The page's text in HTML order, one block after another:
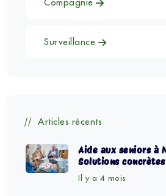
Surveillance
Articles récents
Aide aux seniors à
Solutions
Il y a 4 mois